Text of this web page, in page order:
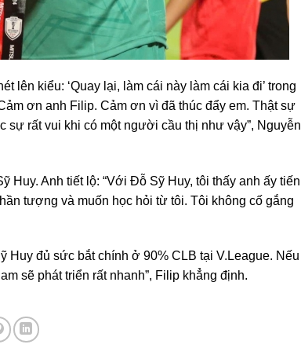
lên kiểu: ‘Quay lại, làm cái này làm cái kia đi’ trong
ơn anh Filip. Cảm ơn vì đã thúc đẩy em. Thật sự
sự rất vui khi có một người cầu thị như vậy”, Nguyễn
Anh tiết lộ: “Với Đỗ Sỹ Huy, tôi thấy anh ấy tiến
tượng và muốn học hỏi từ tôi. Tôi không cố gắng
Huy đủ sức bắt chính ở 90% CLB tại V.League. Nếu
sẽ phát triển rất nhanh”, Filip khẳng định.